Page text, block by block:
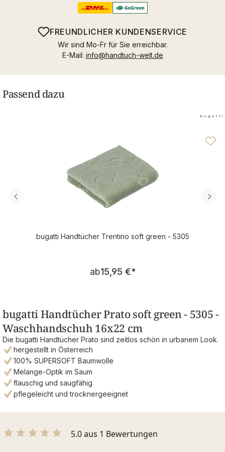
FREUNDLICHER KUNDENSERVICE
Wir sind Mo-Fr für Sie erreichbar.
E-Mail: info@handtuch-welt.de
Passend dazu
bugatti Handtücher Trentino soft green - 5305
Regulärer Preis:
ab15,95 €*
bugatti Handtücher Prato soft green - 5305 -
Waschhandschuh 16x22 cm
Die bugatti Handtücher Prato sind zeitlos schön in urbanem Look.
hergestellt in Österreich
100% SUPERSOFT Baumwolle
Melange-Optik im Saum
flauschig und saugfähig
pflegeleicht und trocknergeeignet
5.0 aus 1 Bewertungen